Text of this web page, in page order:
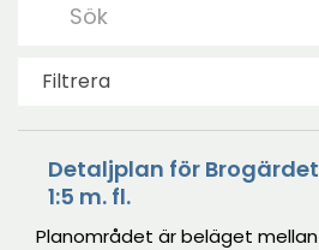
Filtrera
Detaljplan för Brogärdet
1:5 m. fl.
Planområdet är beläget mellan